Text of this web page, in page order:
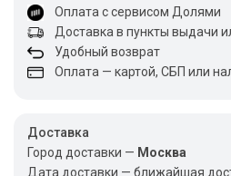
Оплата с сервисом Долями
Доставка в пункты выдачи
Удобный возврат
Оплата — картой, СБП или
Доставка
Город доставки — Москва
Дата доставки — ближайшая